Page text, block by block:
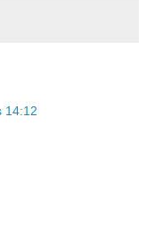
14:12